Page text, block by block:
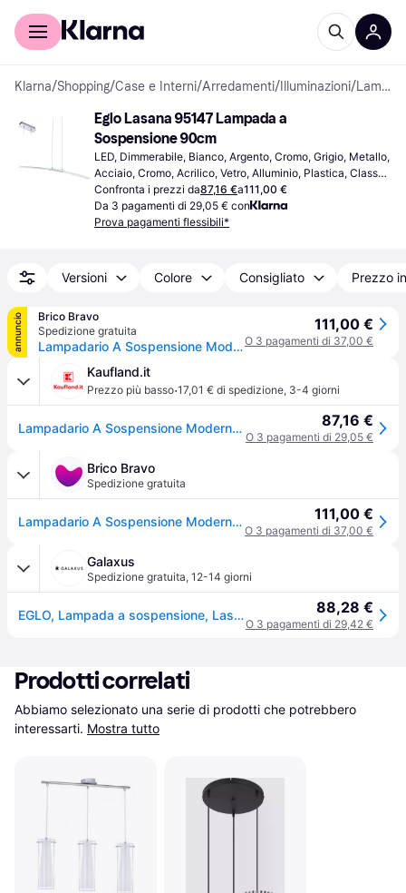
Per il tuo shopping
Klarna/Shopping/Case e Interni/Arredamenti/ Illuminazioni/ Lampade a Sospensione
Eglo Lasana 95147 Lampada a
Sospensione 90cm
LED, Dimmerabile, Bianco, Argento, Cromo, Grigio, Metallo,
Acciaio, Cromo, Acrilico, Vetro, Alluminio, Plastica, Classe
IP: IP20, IP44, Attacco Lampada: E27
Confronta i prezzi da87,16 €a111,00 €
Da 3 pagamenti di 29,05 € con
Prova pagamenti flessibili*
Versioni Colore Consigliato Prezzo
annuncio
Brico Bravo
Spedizione gratuita
Lampadario A Sospensione Moderno Lasana Alluminio Cromo 1 Luce Led 30W 3500Lm
111,00 €
O 3 pagamenti di 37,00 €
Kaufland.it
Prezzo più basso·17,01 € di spedizione, 3-4 giorni
Lampadario A Sospensione Moderno Lasana Alluminio Cromo 1 Luce Led 30W 3500Lm 87,16 €
O 3 pagamenti di 29,05 €
Brico Bravo
Spedizione gratuita
Lampadario A Sospensione Moderno Lasana Alluminio Cromo 1 Luce Led 30W 3500Lm 111,00 €
O 3 pagamenti di 37,00 €
Galaxus
Spedizione gratuita, 12-14 giorni
EGLO, Lampada a sospensione, Lasana (2500lm) 88,28 €
O 3 pagamenti di 29,42 €
Prodotti correlati
Abbiamo selezionato una serie di prodotti che potrebbero
interessarti. Mostra tutto